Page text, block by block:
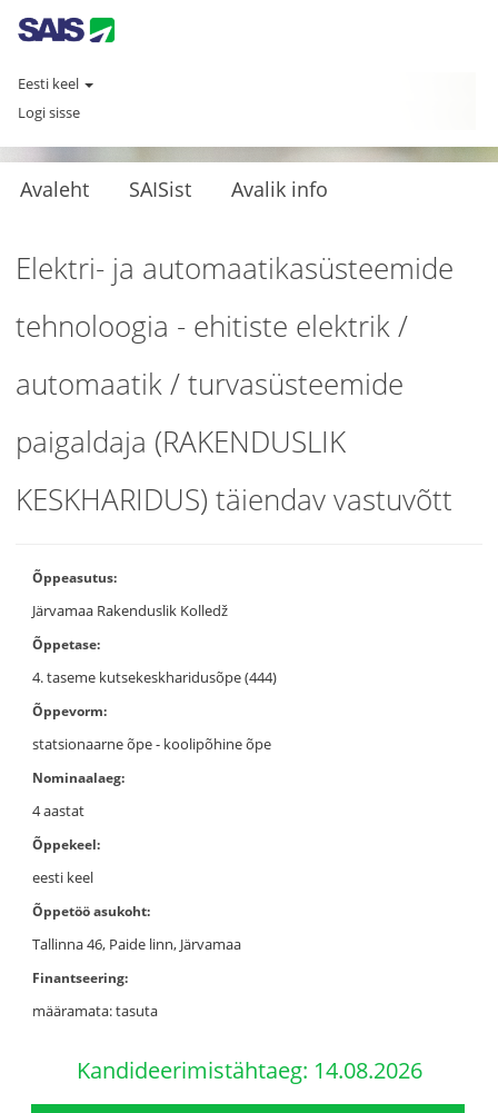
Eesti keel
Logi sisse
Avaleht SAISist Avalik info
Elektri- ja automaatikasüsteemide
tehnoloogia - ehitiste elektrik /
automaatik / turvasüsteemide
paigaldaja (RAKENDUSLIK
KESKHARIDUS) täiendav vastuvõtt
Õppeasutus:
Järvamaa Rakenduslik Kolledž
Õppetase:
4. taseme kutsekeskharidusõpe (444)
Õppevorm:
statsionaarne õpe - koolipõhine õpe
Nominaalaeg:
4 aastat
Õppekeel:
eesti keel
Õppetöö asukoht:
Tallinna 46, Paide linn, Järvamaa
Finantseering:
määramata: tasuta
Kandideerimistähtaeg: 14.08.2026